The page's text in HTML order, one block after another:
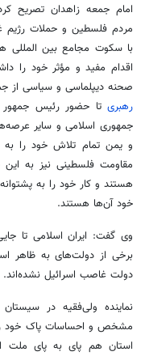
امام جمعه زاهدان تصریح
مردم فلسطین و حملات
با سکوت مجامع بین المللی
اقدام مفید و مؤثر خود را
صحنه دیپلماسی و سیاسی از
رهبری تا حضور رئیس
جمهوری اسلامی و سایر
و یمن تمام تلاش خود را به
مقاومت فلسطینی نیز به
هستند و کار خود را به
خود آن‌ها هستند.
وی گفت: ایران اسلامی تا
برخی از دولت‌های به ظاهر
دولت غاصب اسرائیل نشده‌اند.
نماینده ولی‌فقیه در
مشخص و احساسات پاک خود
استان هم پای به پای ملت